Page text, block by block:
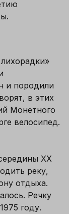
и породили
в этих
Монетного
велосипед.
XX
реку,
отдыха.
Речку
году.